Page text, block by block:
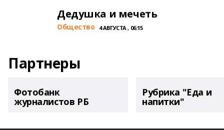
Дедушка и мечеть
Общество 4 АВГУСТА , 06:15
Партнеры
Фотобанк
журналистов РБ
Рубрика "Еда и
напитки"